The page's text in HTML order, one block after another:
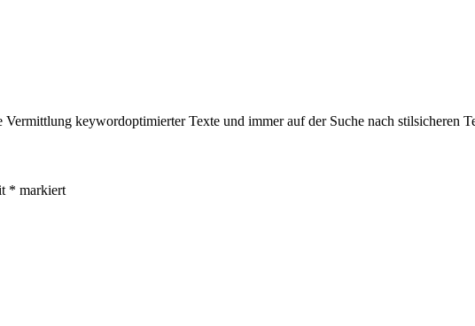
keywordoptimierter Texte und immer auf der Suche nach stilsicheren
* markiert